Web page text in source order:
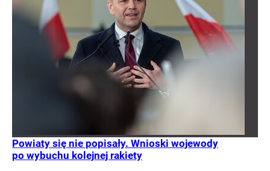
Powiaty się nie popisały. Wnioski wojewody
po wybuchu kolejnej rakiety